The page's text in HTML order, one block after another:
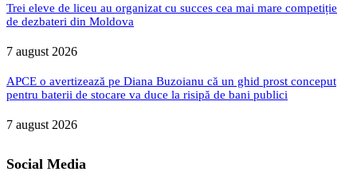
Trei eleve de liceu au organizat cu succes cea mai mare competiție
de dezbateri din Moldova
7 august 2026
APCE o avertizează pe Diana Buzoianu că un ghid prost conceput
pentru baterii de stocare va duce la risipă de bani publici
7 august 2026
Social Media